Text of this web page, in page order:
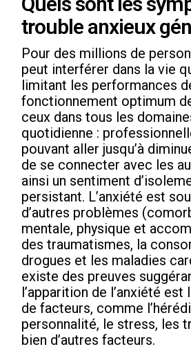
trouble anxieux
Pour des millions de
peut interférer dans la vie
limitant les performances
fonctionnement optimum
ceux dans tous les
quotidienne :
pouvant aller jusqu’à
de se connecter avec les
ainsi un sentiment
persistant. L’anxiété est
d’autres problèmes
mentale, physique et
des traumatismes, la
drogues et les maladies
existe des preuves
l’apparition de l’anxiété est
de facteurs, comme
personnalité, le stress, les
bien d’autres facteurs.